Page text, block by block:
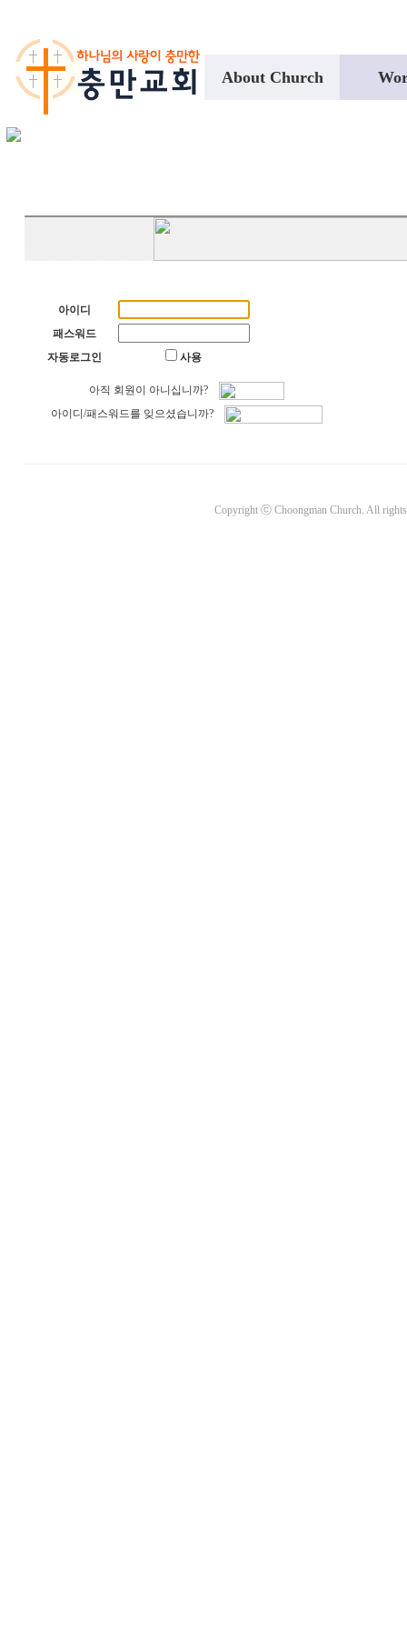
About Church
아이디
패스워드
자동로그인
사용
아직 회원이 아니십니까?
아이디/패스워드를 잊으셨습니까?
Copyright ⓒ Choongman Church. All rights